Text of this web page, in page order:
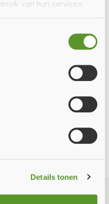
van hun services.
Details tonen